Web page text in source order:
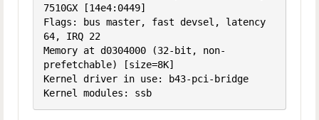
7510GX [14e4:0449]
Flags: bus master, fast devsel, latency
64, IRQ 22
Memory at d0304000 (32-bit, non-
prefetchable) [size=8K]
Kernel driver in use: b43-pci-bridge
Kernel modules: ssb